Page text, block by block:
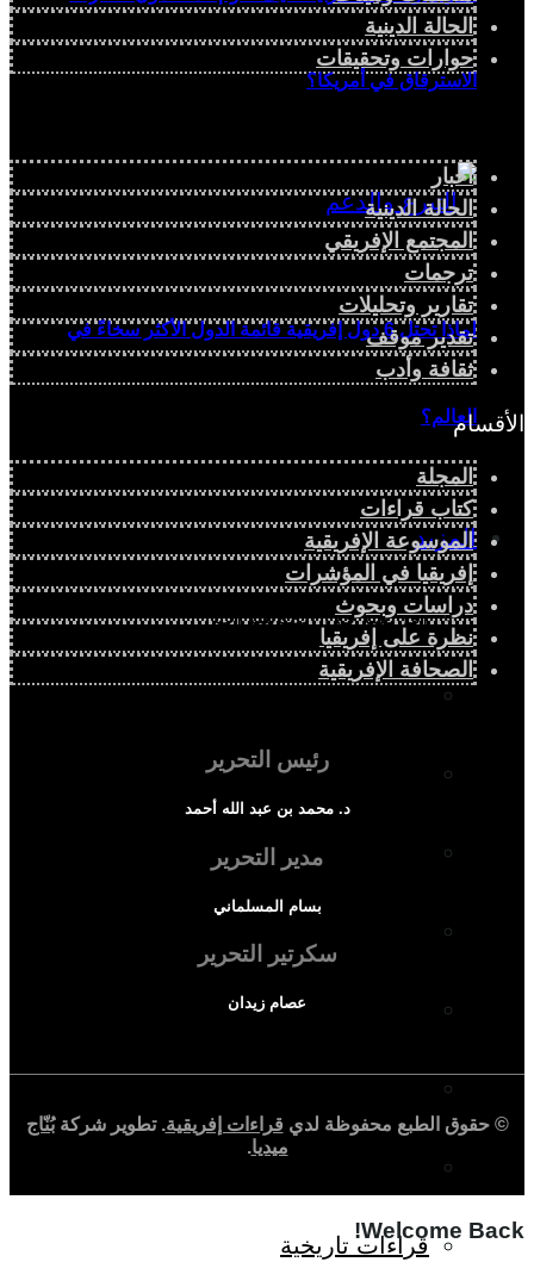
الاسترقاق في أمريكا؟
لماذا تحتل 6 دول إفريقية قائمة الدول الأكثر سخاءً في
العالم؟
المزيد
إفريقيا في المؤشرات
الملف الإفريقي
الصحافة الإفريقية
قراءات تاريخية
الحالة الدينية
حوارات وتحقيقات
أخبار
الحالة الدينية
المجتمع الإفريقي
ترجمات
تقارير وتحليلات
تقدير موقف
ثقافة وأدب
الأقسام
المجلة
كتاب قراءات
الموسوعة الإفريقية
إفريقيا في المؤشرات
دراسات وبحوث
نظرة على إفريقيا
الصحافة الإفريقية
رئيس التحرير
د. محمد بن عبد الله أحمد
مدير التحرير
بسام المسلماني
سكرتير التحرير
عصام زيدان
© حقوق الطبع محفوظة لدي قراءات إفريقية. تطوير شركةبُنّاج
ميديا.
Welcome Back!